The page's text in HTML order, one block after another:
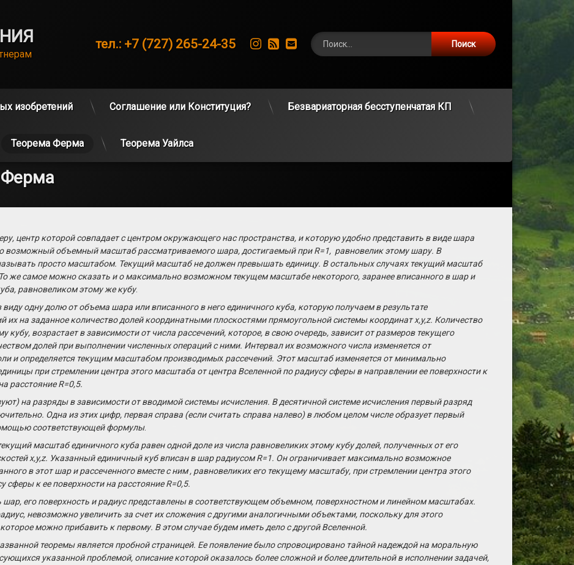
Тел:
тел.: +7 (727) 265-24-35 Instagram
RSSE-mail
Найти:
изобретений Соглашение или Конституция? Безвариаторная бесступенчатая КП
Теорема Ферма Теорема Уайлса
Ферма
центр которой совпадает с центром окружающего нас пространства, и которую удобно представить в виде шара
возможный объемный масштаб рассматриваемого шара, достигаемый при R=1, равновелик этому шару. В
просто масштабом. Текущий масштаб не должен превышать единицу. В остальных случаях текущий масштаб
же самое можно сказать и о максимально возможном текущем масштабе некоторого, заранее вписанного в шар и
равновеликом этому же кубу.
одну долю от объема шара или вписанного в него единичного куба, которую получаем в результате
их на заданное количество долей координатными плоскостями прямоугольной системы координат x,y,z. Количество
кубу, возрастает в зависимости от числа рассечений, которое, в свою очередь, зависит от размеров текущего
долей при выполнении численных операций с ними. Интервал их возможного числа изменяется от
и определяется текущим масштабом производимых рассечений. Этот масштаб изменяется от минимально
при стремлении центра этого масштаба от центра Вселенной по радиусу сферы в направлении ее поверхности к
расстояние R=0,5.
на разряды в зависимости от вводимой системы исчисления. В десятичной системе исчисления первый разряд
Одна из этих цифр, первая справа (если считать справа налево) в любом целом числе образует первый
соответствующей формулы.
масштаб единичного куба равен одной доле из числа равновеликих этому кубу долей, полученных от его
x,y,z. Указанный единичный куб вписан в шар радиусом R=1. Он ограничивает максимально возможное
в этот шар и рассеченного вместе с ним , равновеликих его текущему масштабу, при стремлении центра этого
сферы к ее поверхности на расстояние R=0,5.
шар, его поверхность и радиус представлены в соответствующем объемном, поверхностном и линейном масштабах.
невозможно увеличить за счет их сложения с другими аналогичными объектами, поскольку для этого
можно прибавить к первому. В этом случае будем иметь дело с другой Вселенной.
теоремы является пробной страницей. Ее появление было спровоцировано тайной надеждой на моральную
указанной проблемой, описание которой оказалось более сложной и более длительной в исполнении задачей,